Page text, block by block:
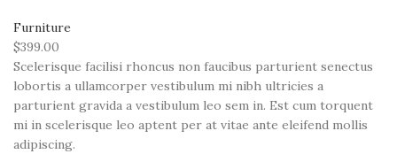
Furniture
$399.00
Scelerisque facilisi rhoncus non faucibus parturient senectus
lobortis a ullamcorper vestibulum mi nibh ultricies a
parturient gravida a vestibulum leo sem in. Est cum torquent
mi in scelerisque leo aptent per at vitae ante eleifend mollis
adipiscing.